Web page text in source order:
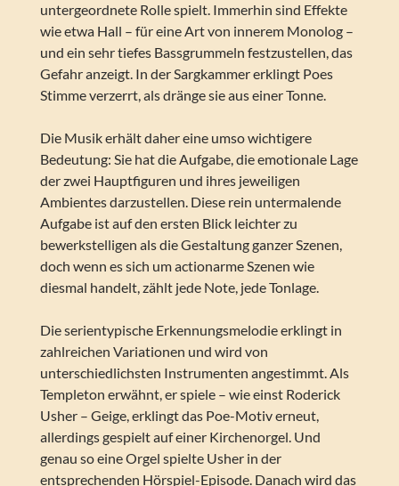
untergeordnete Rolle spielt. Immerhin sind Effekte
wie etwa Hall – für eine Art von innerem Monolog –
und ein sehr tiefes Bassgrummeln festzustellen, das
Gefahr anzeigt. In der Sargkammer erklingt Poes
Stimme verzerrt, als dränge sie aus einer Tonne.
Die Musik erhält daher eine umso wichtigere
Bedeutung: Sie hat die Aufgabe, die emotionale Lage
der zwei Hauptfiguren und ihres jeweiligen
Ambientes darzustellen. Diese rein untermalende
Aufgabe ist auf den ersten Blick leichter zu
bewerkstelligen als die Gestaltung ganzer Szenen,
doch wenn es sich um actionarme Szenen wie
diesmal handelt, zählt jede Note, jede Tonlage.
Die serientypische Erkennungsmelodie erklingt in
zahlreichen Variationen und wird von
unterschiedlichsten Instrumenten angestimmt. Als
Templeton erwähnt, er spiele – wie einst Roderick
Usher – Geige, erklingt das Poe-Motiv erneut,
allerdings gespielt auf einer Kirchenorgel. Und
genau so eine Orgel spielte Usher in der
entsprechenden Hörspiel-Episode. Danach wird das